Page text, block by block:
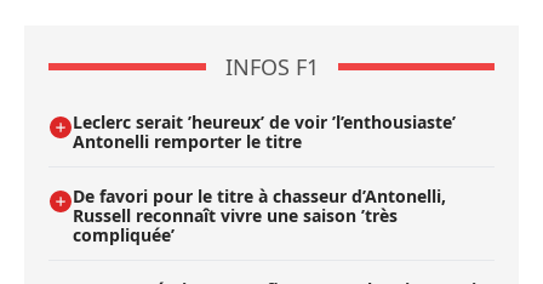
INFOS F1
Leclerc serait ’heureux’ de voir ’l’enthousiaste’
Antonelli remporter le titre
De favori pour le titre à chasseur d’Antonelli,
Russell reconnaît vivre une saison ’très
compliquée’